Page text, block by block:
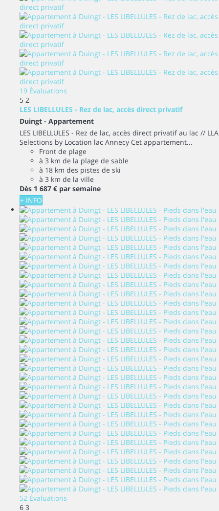
19 Évaluations
5 2
LES LIBELLULES - Rez de lac, accès direct privatif
Duingt - Appartement
LES LIBELLULES - Rez de lac, accès direct privatif au lac // LLA
Selections by Location lac Annecy Cet appartement...
Front de plage
à 3 km de la plage de sable
à 18 km des pistes de ski
à 3 km de la ville
Dès 1 687 € par semaine
+ INFO
52 Évaluations
6 3